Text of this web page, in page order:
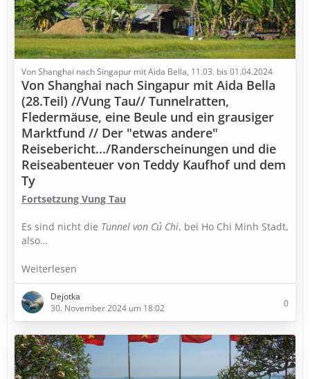
Von Shanghai nach Singapur mit Aida Bella, 11.03. bis 01.04.2024
Von Shanghai nach Singapur mit Aida Bella
(28.Teil) //Vung Tau// Tunnelratten,
Fledermäuse, eine Beule und ein grausiger
Marktfund // Der "etwas andere"
Reisebericht.../Randerscheinungen und die
Reiseabenteuer von Teddy Kaufhof und dem
Ty
Fortsetzung Vung Tau
Es sind nicht die Tunnel von Củ Chi, bei Ho Chi Minh Stadt,
also…
Weiterlesen
Dejotka
30. November 2024 um 18:02
0